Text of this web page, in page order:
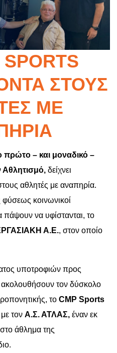
ΣΤΟΥΣ
ΜΕ
πρώτο – και μοναδικό –
Αθλητισμό, δείχνει
αθλητές με αναπηρία.
κοινωνικοί
πάψουν να υφίστανται, το
Α.Ε., στον οποίο
υποτροφιών προς
τον δύσκολο
το CMP Sports
τον Α.Σ. ΑΤΛΑΣ, έναν εκ
άθλημα της